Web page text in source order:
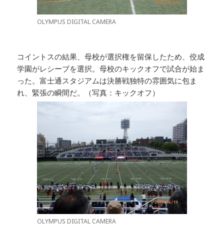
OLYMPUS DIGITAL CAMERA
コイントスの結果、母校が選択権を留保したため、佼成
学園がレシーブを選択。母校のキックオフで試合が始ま
った。富士通スタジアムは決勝戦独特の雰囲気に包ま
れ、緊張の瞬間だ。（写真：キックオフ）
OLYMPUS DIGITAL CAMERA